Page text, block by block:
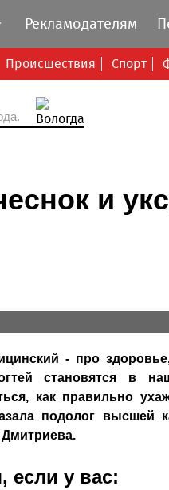
Происшествия Спорт
Рекламодателям
и
- про
становятся в
как правильно
подолог высшей
Дмитриева.
если у вас: